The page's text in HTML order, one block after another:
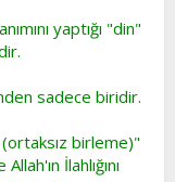
yaptığı "din"
sadece biridir.
birleme)"
İlahlığını